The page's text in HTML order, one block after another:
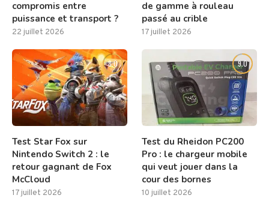
compromis entre
puissance et transport ?
22 juillet 2026
de gamme à rouleau
passé au crible
17 juillet 2026
8.0
Test Star Fox sur
Nintendo Switch 2 : le
retour gagnant de Fox
McCloud
17 juillet 2026
9.0
Test du Rheidon PC200
Pro : le chargeur mobile
qui veut jouer dans la
cour des bornes
10 juillet 2026